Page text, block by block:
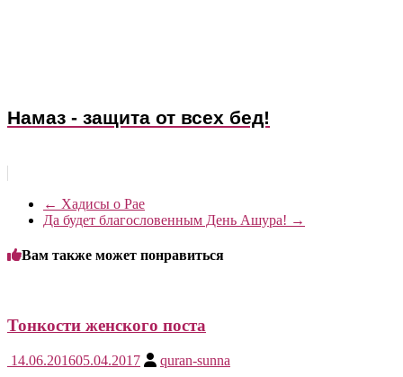
Намаз - защита от всех бед!
← Хадисы о Рае
Да будет благословенным День Ашура! →
Вам также может понравиться
Тонкости женского поста
14.06.201605.04.2017 quran-sunna